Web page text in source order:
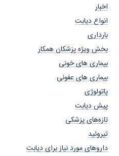
اخبار
انواع دیابت
بارداری
بخش ویژه پزشکان همکار
بیماری های خونی
بیماری های عفونی
پاتولوژی
پیش دیابت
تازه‌های پزشکی
تیروئید
داروهای مورد نیاز برای دیابت